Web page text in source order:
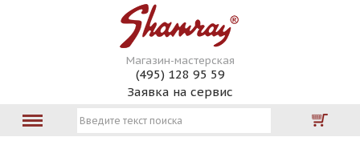
Магазин-мастерская
(495) 128 95 59
Заявка на сервис